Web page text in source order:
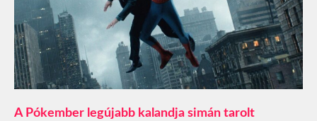
A Pókember legújabb kalandja simán tarolt